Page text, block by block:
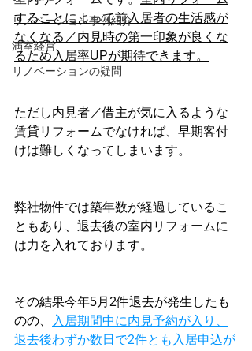
リノベーション事例紹介
満室経営
リノベーションの疑問
することによって前入居者の生活感が
なくなる／内見時の第一印象が良くな
るため入居率UPが期待できます。
ただし内見者／借主が気に入るような
賃貸リフォームでなければ、早期客付
けは難しくなってしまいます。
弊社物件では築年数が経過しているこ
ともあり、退去後の室内リフォームに
は力を入れております。
その結果今年5月2件退去が発生したも
のの、
入居期間中に内見予約が入り、
退去後わずか数日で2件とも入居申込が